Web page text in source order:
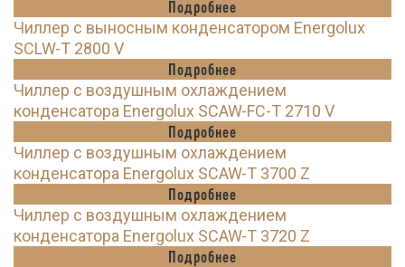
Подробнее
Чиллер с выносным конденсатором Energolux
SCLW-T 2800 V
Подробнее
Чиллер с воздушным охлаждением
конденсатора Energolux SCAW-FC-T 2710 V
Подробнее
Чиллер с воздушным охлаждением
конденсатора Energolux SCAW-T 3700 Z
Подробнее
Чиллер с воздушным охлаждением
конденсатора Energolux SCAW-T 3720 Z
Подробнее